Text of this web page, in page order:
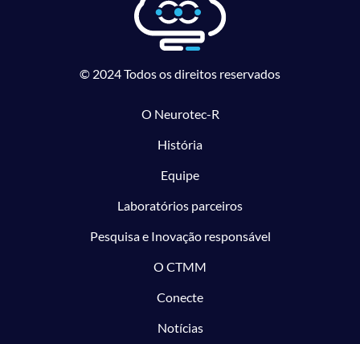
© 2024 Todos os direitos reservados
O Neurotec-R
História
Equipe
Laboratórios parceiros
Pesquisa e Inovação responsável
O CTMM
Conecte
Notícias